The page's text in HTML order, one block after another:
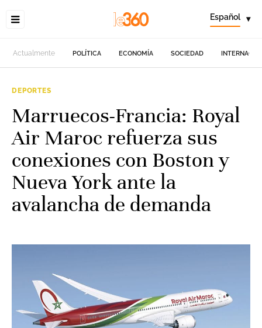
Español ▾
Actualmente POLÍTICA ECONOMÍA SOCIEDAD
DEPORTES
Marruecos-Francia: Royal
Air Maroc refuerza sus
conexiones con Boston y
Nueva York ante la
avalancha de demanda